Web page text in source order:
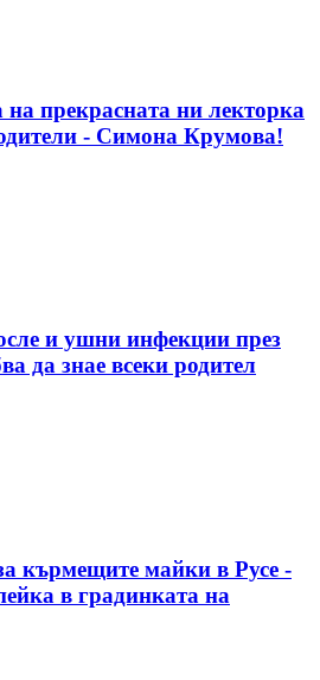
прекрасната ни лекторка
- Симона Крумова!
и ушни инфекции през
да знае всеки родител
кърмещите майки в Русе -
в градинката на